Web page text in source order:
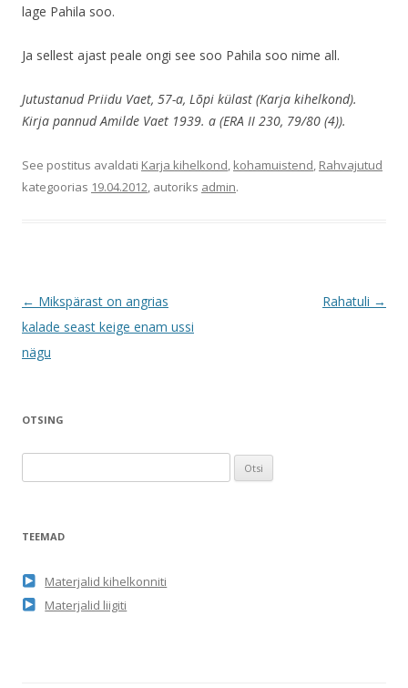
lage Pahila soo.
Ja sellest ajast peale ongi see soo Pahila soo nime all.
Jutustanud Priidu Vaet, 57-a, Lõpi külast (Karja kihelkond).
Kirja pannud Amilde Vaet 1939. a (ERA II 230, 79/80 (4)).
See postitus avaldati Karja kihelkond, kohamuistend, Rahvajutud
kategoorias 19.04.2012, autoriks admin.
Postituste
töölaud
← Mikspärast on angrias
kalade seast keige enam ussi
nägu
Rahatuli →
OTSING
t
iTEEMAD
Materjalid kihelkonniti
Materjalid liigiti